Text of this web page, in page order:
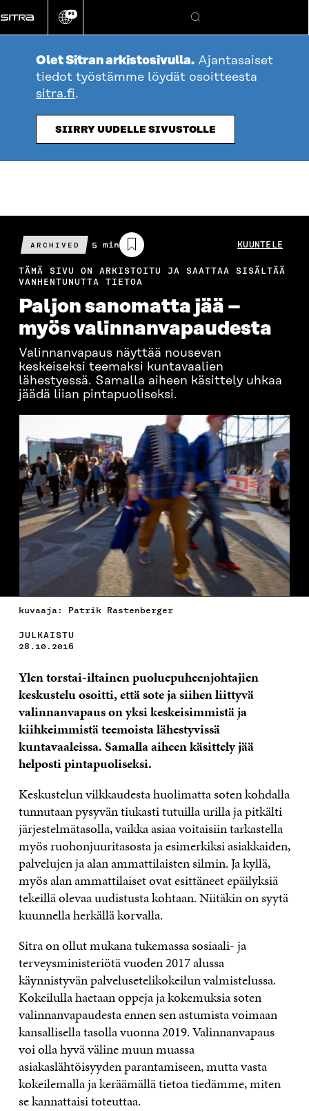
suoraan
sisältöön
Vaihda
kieli
FI
Hae
Olet Sitran arkistosivulla. Ajantasaiset
tiedot työstämme löydät osoitteesta
sitra.fi.
SIIRRY UUDELLE SIVUSTOLLE
ARCHIVED
Arvioitu
lukuaika
5 min KUUNTELE
TÄMÄ SIVU ON ARKISTOITU JA SAATTAA SISÄLTÄÄ
VANHENTUNUTTA TIETOA
Paljon sanomatta jää –
myös valinnanvapaudesta
Valinnanvapaus näyttää nousevan
keskeiseksi teemaksi kuntavaalien
lähestyessä. Samalla aiheen käsittely uhkaa
jäädä liian pintapuoliseksi.
kuvaaja: Patrik Rastenberger
JULKAISTU
28.10.2016
Ylen torstai-iltainen puoluepuheenjohtajien
keskustelu osoitti, että sote ja siihen liittyvä
valinnanvapaus on yksi keskeisimmistä ja
kiihkeimmistä teemoista lähestyvissä
kuntavaaleissa. Samalla aiheen käsittely jää
helposti pintapuoliseksi.
Keskustelun vilkkaudesta huolimatta soten kohdalla
tunnutaan pysyvän tiukasti tutuilla urilla ja pitkälti
järjestelmätasolla, vaikka asiaa voitaisiin tarkastella
myös ruohonjuuritasosta ja esimerkiksi asiakkaiden,
palvelujen ja alan ammattilaisten silmin. Ja kyllä,
myös alan ammattilaiset ovat esittäneet epäilyksiä
tekeillä olevaa uudistusta kohtaan. Niitäkin on syytä
kuunnella herkällä korvalla.
Sitra on ollut mukana tukemassa sosiaali- ja
terveysministeriötä vuoden 2017 alussa
käynnistyvän palvelusetelikokeilun valmistelussa.
Kokeilulla haetaan oppeja ja kokemuksia soten
valinnanvapaudesta ennen sen astumista voimaan
kansallisella tasolla vuonna 2019. Valinnanvapaus
voi olla hyvä väline muun muassa
asiakaslähtöisyyden parantamiseen, mutta vasta
kokeilemalla ja keräämällä tietoa tiedämme, miten
se kannattaisi toteuttaa.